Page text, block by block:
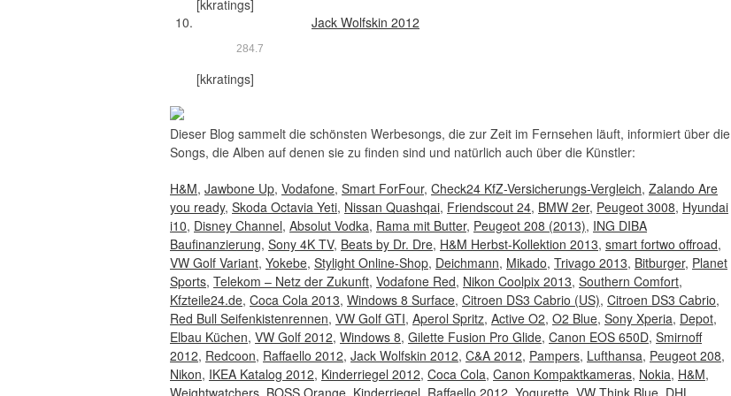
[kkratings]
Jack Wolfskin 2012
284.7
[kkratings]
Dieser Blog sammelt die schönsten Werbesongs, die zur Zeit im Fernsehen läuft, informiert über die
Songs, die Alben auf denen sie zu finden sind und natürlich auch über die Künstler:
H&M, Jawbone Up, Vodafone, Smart ForFour, Check24 KfZ-Versicherungs-Vergleich, Zalando Are
you ready, Skoda Octavia Yeti, Nissan Quashqai, Friendscout 24, BMW 2er, Peugeot 3008, Hyundai
i10, Disney Channel, Absolut Vodka, Rama mit Butter, Peugeot 208 (2013), ING DIBA
Baufinanzierung, Sony 4K TV, Beats by Dr. Dre, H&M Herbst-Kollektion 2013, smart fortwo offroad,
VW Golf Variant, Yokebe, Stylight Online-Shop, Deichmann, Mikado, Trivago 2013, Bitburger, Planet
Sports, Telekom – Netz der Zukunft, Vodafone Red, Nikon Coolpix 2013, Southern Comfort,
Kfzteile24.de, Coca Cola 2013, Windows 8 Surface, Citroen DS3 Cabrio (US), Citroen DS3 Cabrio,
Red Bull Seifenkistenrennen, VW Golf GTI, Aperol Spritz, Active O2, O2 Blue, Sony Xperia, Depot,
Elbau Küchen, VW Golf 2012, Windows 8, Gilette Fusion Pro Glide, Canon EOS 650D, Smirnoff
2012, Redcoon, Raffaello 2012, Jack Wolfskin 2012, C&A 2012, Pampers, Lufthansa, Peugeot 208,
Nikon, IKEA Katalog 2012, Kinderriegel 2012, Coca Cola, Canon Kompaktkameras, Nokia, H&M,
Weightwatchers BOSS Orange Kinderriegel Raffaello 2012 Yogurette VW Think Blue DHL